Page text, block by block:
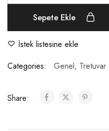
Sepete Ekle
İstek listesine ekle
Categories:
Genel, Tretuvar
Share: